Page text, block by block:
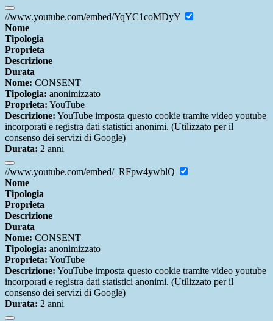
//www.youtube.com/embed/YqYC1coMDyY
Nome
Tipologia
Proprieta
Descrizione
Durata
Nome: CONSENT
Tipologia: anonimizzato
Proprieta: YouTube
Descrizione: YouTube imposta questo cookie tramite video youtube
incorporati e registra dati statistici anonimi. (Utilizzato per il
consenso dei servizi di Google)
Durata: 2 anni
//www.youtube.com/embed/_RFpw4ywblQ
Nome
Tipologia
Proprieta
Descrizione
Durata
Nome: CONSENT
Tipologia: anonimizzato
Proprieta: YouTube
Descrizione: YouTube imposta questo cookie tramite video youtube
incorporati e registra dati statistici anonimi. (Utilizzato per il
consenso dei servizi di Google)
Durata: 2 anni